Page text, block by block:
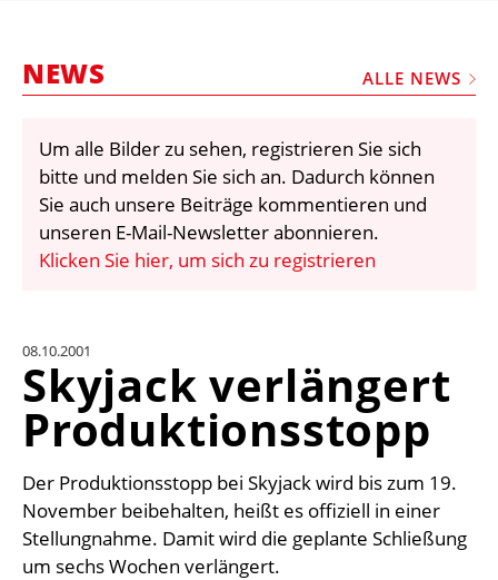
VIDEOS
BIBLIOTHEK
KRAN & BÜHNE
EINHEITENKONVERTER
KONTAKT
NEWS ALLE NEWS
Um alle Bilder zu sehen, registrieren Sie sich
bitte und melden Sie sich an. Dadurch können
Sie auch unsere Beiträge kommentieren und
unseren E-Mail-Newsletter abonnieren.
Klicken Sie hier, um sich zu registrieren
08.10.2001
Skyjack verlängert
Produktionsstopp
Der Produktionsstopp bei Skyjack wird bis zum 19.
November beibehalten, heißt es offiziell in einer
Stellungnahme. Damit wird die geplante Schließung
um sechs Wochen verlängert.